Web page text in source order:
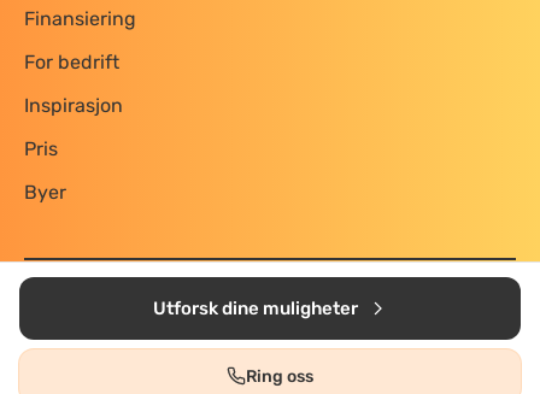
Utforsk dine muligheter
Ring oss
Finansiering
For bedrift
Inspirasjon
Pris
Byer
Personvern og vilkår
Utviklet av Boligtjenesten AS
ole@oppussingsguiden.no